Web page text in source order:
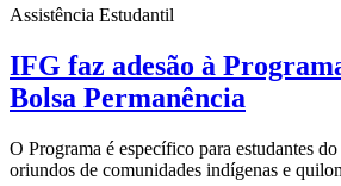
Assistência Estudantil
IFG faz adesão à
Bolsa Permanência
O Programa é específico para estudantes
oriundos de comunidades indígenas e